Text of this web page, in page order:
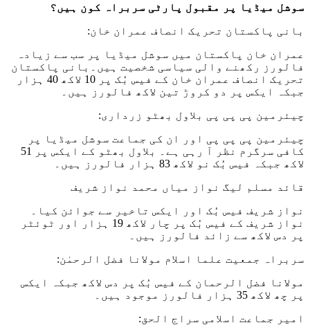
سوشل میڈیا پر مقبول پارٹی سربراہ کون ہیں؟
بانی پاکستان تحریک انصاف عمران خان:
عمران خان پاکستان میں سوشل میڈیا پر سب سے زیادہ
فالورز رکھنے والی سیاسی شخصیت ہیں۔بانی پاکستان
تحریک انصاف عمران خان کے فیس بُک پر 10 لاکھ 40 ہزار
جبکہ ایکس پر دو کروڑ تین لاکھ فالورز ہیں۔
چیئرمین پی پی پی بلاول بھٹو زرداری:
چیئرمین پی پی پی اور ان کی جماعت سوشل میڈیا پر
کافی سرگرم نظر آ رہی ہے۔ بلاول بھٹو کے ایکس پر 51
لاکھ جبکہ فیس بُک نو لاکھ 83 ہزار فالورز ہیں۔
قائد مسلم لیگ نواز میاں محمد نواز شریف
نواز شریف فیس بُک اور ایکس تاخیر سے جوائن کیا۔
نواز شریف کے فیس بُک پر چار لاکھ 19 ہزار اور ٹوئٹر
پر دس لاکھ سے زائد فالورز ہیں۔
سربراہ جمعیت علما اسلام مولانا فضل الرحمٰن:
مولانا فضل الرحمان کے فیس بُک پر دس لاکھ جبکہ ایکس
پر چھ لاکھ 35 ہزار فالورز موجود ہیں۔
امیر جماعت اسلامی سراج الحق: